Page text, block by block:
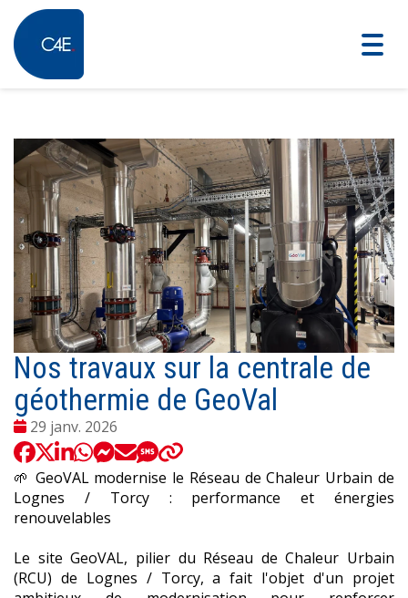
Nos travaux sur la centrale de
géothermie de GeoVal
Date
:
29 janv. 2026
🌱 GeoVAL modernise le Réseau de Chaleur Urbain de
Lognes / Torcy : performance et énergies
renouvelables
Le site GeoVAL, pilier du Réseau de Chaleur Urbain
(RCU) de Lognes / Torcy, a fait l'objet d'un projet